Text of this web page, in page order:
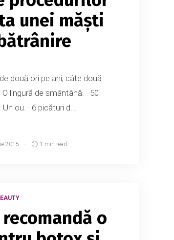
unei măști
două ori pe ani, câte două
lingură de smântână. · 50
ou. · 6 picături d...
2015 1 min read
o